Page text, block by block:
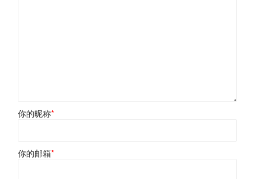
你的昵称*
你的邮箱*